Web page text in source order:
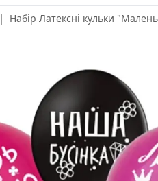
| Набір Латексні кульки